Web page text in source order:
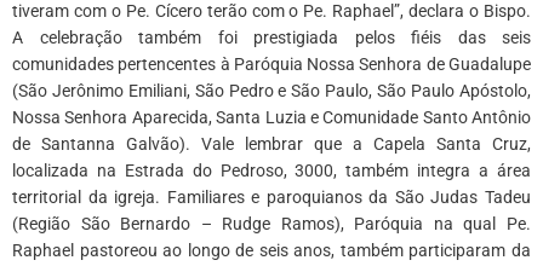
tiveram com o Pe. Cícero terão com o Pe. Raphael”, declara o Bispo.
A celebração também foi prestigiada pelos fiéis das seis
comunidades pertencentes à Paróquia Nossa Senhora de Guadalupe
(São Jerônimo Emiliani, São Pedro e São Paulo, São Paulo Apóstolo,
Nossa Senhora Aparecida, Santa Luzia e Comunidade Santo Antônio
de Santanna Galvão). Vale lembrar que a Capela Santa Cruz,
localizada na Estrada do Pedroso, 3000, também integra a área
territorial da igreja. Familiares e paroquianos da São Judas Tadeu
(Região São Bernardo – Rudge Ramos), Paróquia na qual Pe.
Raphael pastoreou ao longo de seis anos, também participaram da